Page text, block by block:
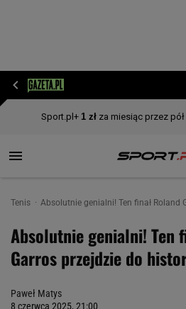
Tenis Absolutnie genialni! Ten finał
Absolutnie genialni! Ten
Garros przejdzie do
Paweł Matys
8 czerwca 2025, 21:00